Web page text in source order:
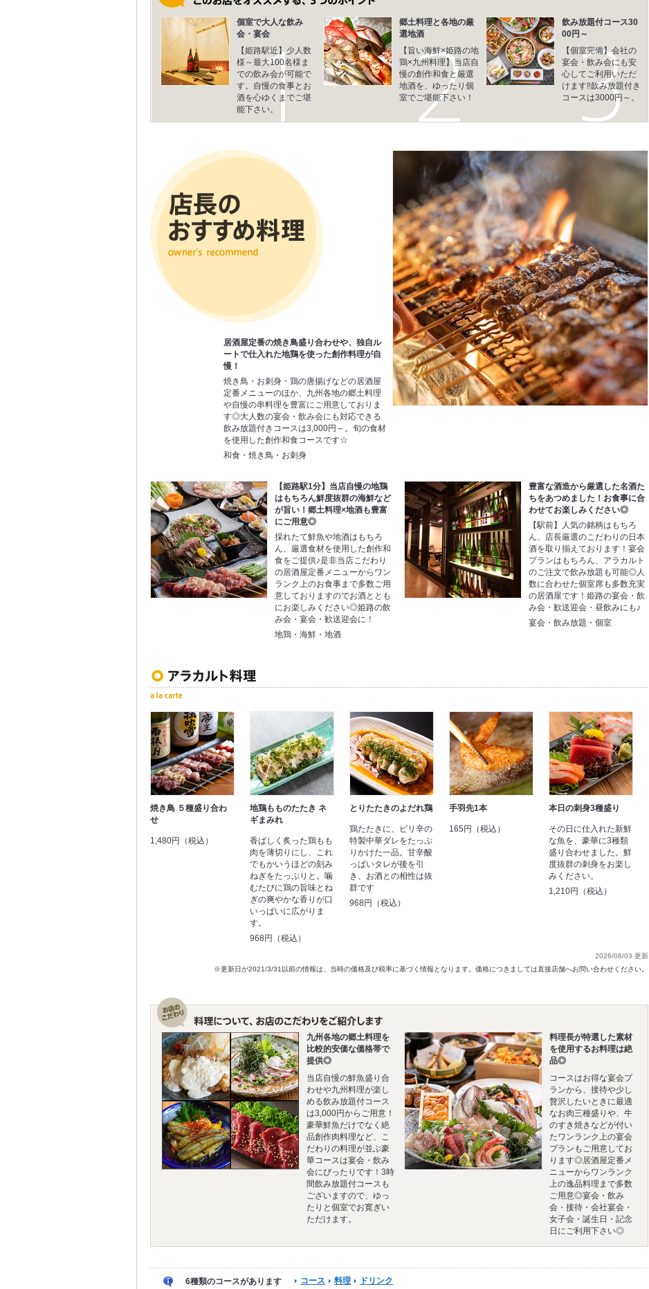
個室で大人な飲み
会・宴会
【姫路駅近】少人数
様～最大100名様ま
での飲み会が可能で
す。自慢の食事とお
酒を心ゆくまでご堪
能下さい。
郷土料理と各地の厳
選地酒
【旨い海鮮×姫路の地
鶏×九州料理】当店自
慢の創作和食と厳選
地酒を、ゆったり個
室でご堪能下さい！
飲み放題付コース30
00円～
【個室完備】会社の
宴会・飲み会にも安
心してご利用いただ
けます!!飲み放題付き
コースは3000円～。
居酒屋定番の焼き鳥盛り合わせや、独自ル
ートで仕入れた地鶏を使った創作料理が自
慢！
焼き鳥・お刺身・鶏の唐揚げなどの居酒屋
定番メニューのほか、九州各地の郷土料理
や自慢の串料理を豊富にご用意しておりま
す◎大人数の宴会・飲み会にも対応できる
飲み放題付きコースは3,000円～。旬の食材
を使用した創作和食コースです☆
和食・焼き鳥・お刺身
【姫路駅1分】当店自慢の地鶏
はもちろん鮮度抜群の海鮮など
が旨い！郷土料理×地酒も豊富
にご用意◎
採れたて鮮魚や地酒はもちろ
ん、厳選食材を使用した創作和
食をご提供♪是非当店こだわり
の居酒屋定番メニューからワン
ランク上のお食事まで多数ご用
意しておりますのでお酒ととも
にお楽しみください◎姫路の飲
み会・宴会・歓送迎会に！
地鶏・海鮮・地酒
豊富な酒造から厳選した名酒た
ちをあつめました！お食事に合
わせてお楽しみください◎
【駅前】人気の銘柄はもちろ
ん、店長厳選のこだわりの日本
酒を取り揃えております！宴会
プランはもちろん、アラカルト
のご注文で飲み放題も可能◎人
数に合わせた個室席も多数充実
の居酒屋です！姫路の宴会・飲
み会・歓送迎会・昼飲みにも♪
宴会・飲み放題・個室
焼き鳥 ５種盛り合わ
せ
1,480円（税込）
地鶏もものたたき ネ
ギまみれ
香ばしく炙った鶏もも
肉を薄切りにし、これ
でもかいうほどの刻み
ねぎをたっぷりと。噛
むたびに鶏の旨味とね
ぎの爽やかな香りが口
いっぱいに広がりま
す。
968円（税込）
とりたたきのよだれ鶏
鶏たたきに、ピリ辛の
特製中華ダレをたっぷ
りかけた一品。甘辛酸
っぱいタレが後を引
き、お酒との相性は抜
群です
968円（税込）
手羽先1本
165円（税込）
本日の刺身3種盛り
その日に仕入れた新鮮
な魚を、豪華に3種類
盛り合わせました。鮮
度抜群の刺身をお楽し
みください。
1,210円（税込）
2026/08/03 更新
※更新日が2021/3/31以前の情報は、当時の価格及び税率に基づく情報となります。価格につきましては直接店舗へお問い合わせください。
九州各地の郷土料理を
比較的安価な価格帯で
提供◎
当店自慢の鮮魚盛り合
わせや九州料理が楽し
める飲み放題付コース
は3,000円からご用意！
豪華鮮魚だけでなく絶
品創作肉料理など、こ
だわりの料理が並ぶ豪
華コースは宴会・飲み
会にぴったりです！3時
間飲み放題付コースも
ございますので、ゆっ
たりと個室でお寛ぎい
ただけます。
料理長が特選した素材
を使用するお料理は絶
品◎
コースはお得な宴会プ
ランから、接待や少し
贅沢したいときに最適
なお肉三種盛りや、牛
のすき焼きなどが付い
たワンランク上の宴会
プランもご用意してお
ります◎居酒屋定番メ
ニューからワンランク
上の逸品料理まで多数
ご用意◎宴会・飲み
会・接待・会社宴会・
女子会・誕生日・記念
日にご利用下さい◎
6種類のコースがあります コース 料理 ドリンク